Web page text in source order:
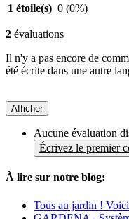
1 étoile(s) 0 (0%)
2 évaluations
Il n'y a pas encore de
été écrite dans une autre
Afficher
Aucune évaluation
Écrivez le premier
À lire sur notre blog:
Tous au jardin !